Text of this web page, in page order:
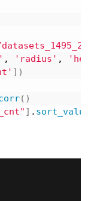
, 'radius' ,
])
()
] .